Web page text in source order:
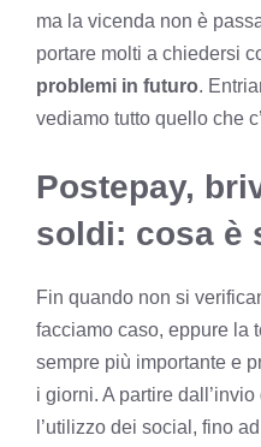
ma la vicenda non è
portare molti a chiedersi
problemi in futuro.
vediamo tutto quello che
Postepay,
soldi: cosa è
Fin quando non si
facciamo caso, eppure la
sempre più importante e
i giorni. A partire
l’utilizzo dei social, fino